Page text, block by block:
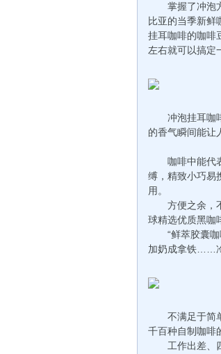
掌握了冲泡方
比亚的当季新鲜
挂耳咖啡的咖啡
左右就可以搞定
冲泡挂耳咖啡
的香气瞬间能让
咖啡中能代表
缚，精致小巧易
用。
方便之余，不
球精选优质黑咖
“鲜萃胶囊咖啡
加奶成拿铁……
不满足于简单
千百种自制咖啡
工作出差、四